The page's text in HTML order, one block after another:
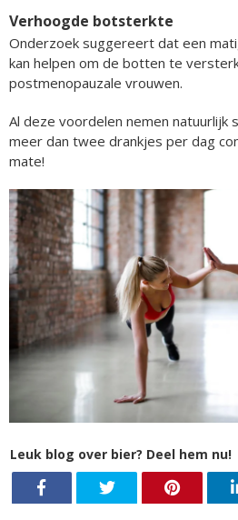
Verhoogde botsterkte
Onderzoek suggereert dat een
kan helpen om de botten te
postmenopauzale vrouwen.
Al deze voordelen nemen natuurlijk
meer dan twee drankjes per dag
mate!
Leuk blog over bier? Deel hem nu!